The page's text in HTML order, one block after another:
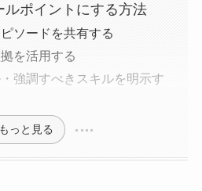
ルポイントにする方法
ソードを共有する
を活用する
強調すべきスキルを明示す
もっと見る